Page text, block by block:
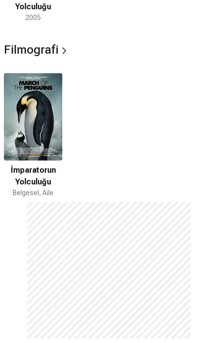
Yolculuğu
2005
Filmografi
İmparatorun
Yolculuğu
Belgesel, Aile